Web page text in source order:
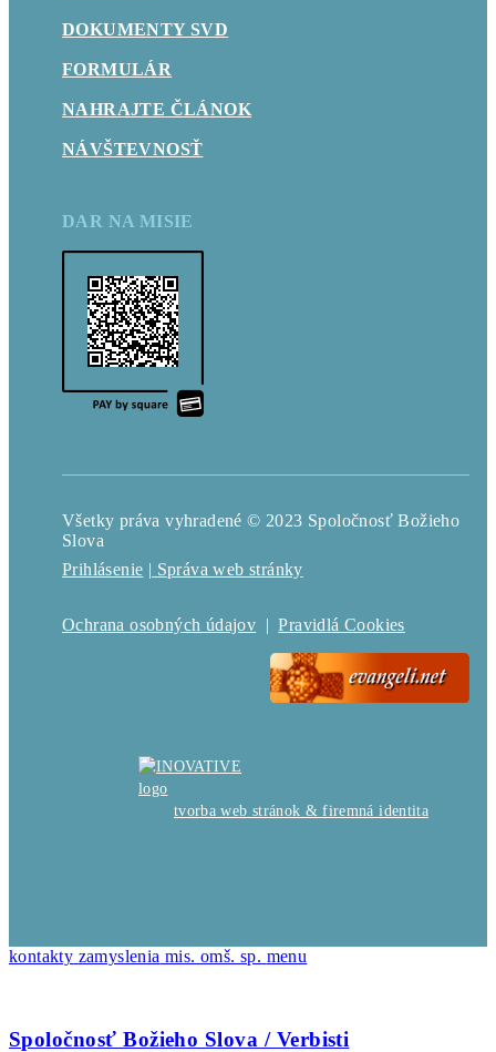
DOKUMENTY SVD
FORMULÁR
NAHRAJTE ČLÁNOK
NÁVŠTEVNOSŤ
DAR NA MISIE
Všetky práva vyhradené © 2023 Spoločnosť Božieho
Slova
Prihlásenie | Správa web stránky
Ochrana osobných údajov | Pravidlá Cookies
tvorba web stránok & firemná identita
kontakty zamyslenia mis. omš. sp. menu
Spoločnosť Božieho Slova / Verbisti